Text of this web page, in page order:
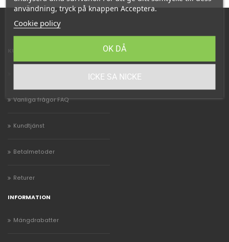
Vanliga frågor FAQ
Kundtjänst
Betalmetoder
Returer
INFORMATION
Mängdrabatter
användning, tryck på knappen Acceptera.
Cookie policy
ICKE SA NICKE
OK DÅ